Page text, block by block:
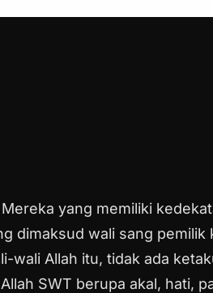
yang memiliki
dimaksud wali sang pemilik
wali Allah itu, tidak ada
SWT berupa akal, hati,